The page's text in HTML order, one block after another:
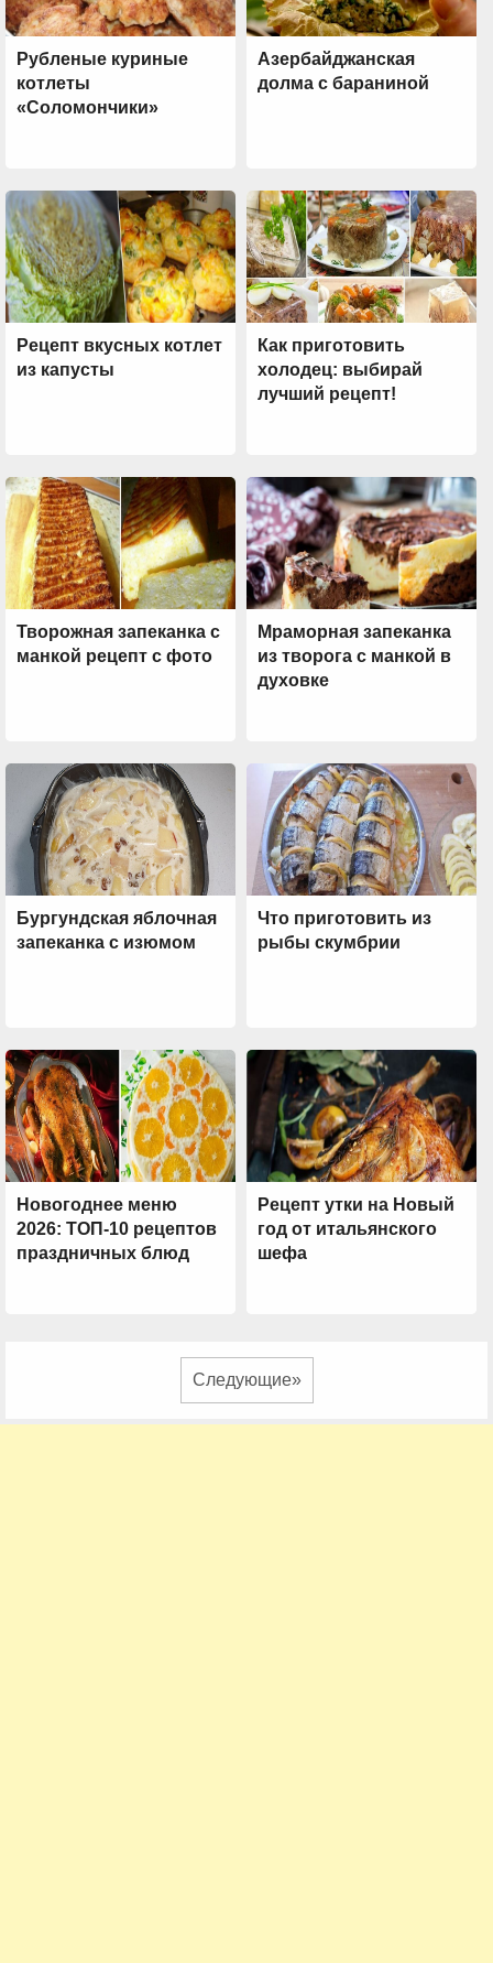
Рубленые куриные
котлеты
«Соломончики»
Азербайджанская
долма с бараниной
Рецепт вкусных котлет
из капусты
Как приготовить
холодец: выбирай
лучший рецепт!
Творожная запеканка с
манкой рецепт с фото
Мраморная запеканка
из творога с манкой в
духовке
Бургундская яблочная
запеканка с изюмом
Что приготовить из
рыбы скумбрии
Новогоднее меню
2026: ТОП-10 рецептов
праздничных блюд
Рецепт утки на Новый
год от итальянского
шефа
Следующие»